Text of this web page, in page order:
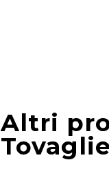
Altri